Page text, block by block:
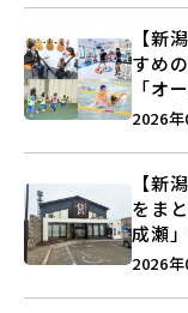
【新
すめ
「オ
キッ
2026
【新
をま
成瀬
営業
2026